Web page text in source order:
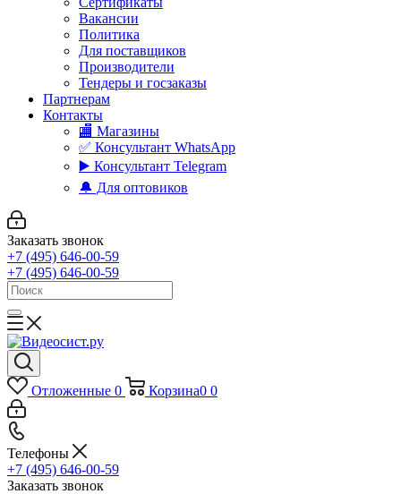
Вакансии
Политика
Для поставщиков
Производители
Тендеры и госзаказы
Партнерам
Контакты
🏬 Магазины
✅️ Консультант WhatsApp
▶️ Консультант Telegram
🔔 Для оптовиков
Заказать звонок
+7 (495) 646-00-59
+7 (495) 646-00-59
Отложенные 0 Корзина0 0
Телефоны
+7 (495) 646-00-59
Заказать звонок